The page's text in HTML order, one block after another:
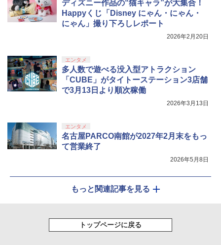
ディズニー作品の“猫キャラ”が大集合！
Happyくじ「Disney にゃん・にゃん・
にゃん」撮り下ろしレポート
2026年2月20日
エンタメ
多人数で遊べる没入型アトラクション
「CUBE」がタイトーステーション3店舗
で3月13日より順次稼働
2026年3月13日
エンタメ
名古屋PARCO南館が2027年2月末をもっ
て営業終了
2026年5月8日
もっと関連記事を見る
トップページに戻る